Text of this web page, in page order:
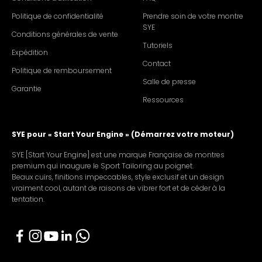
Politique de confidentialité
Conditions générales de vente
Expédition
Politique de remboursement
Garantie
Prendre soin de votre montre
SYE
Tutoriels
Contact
Salle de presse
Ressources
SYE pour « Start Your Engine » (Démarrez votre moteur)
SYE [Start Your Engine] est une marque Française de montres
premium qui inaugure le Sport Tailoring au poignet.
Beaux cuirs, finitions impeccables, style exclusif et un design
vraiment cool, autant de raisons de vibrer fort et de céder à la
tentation.